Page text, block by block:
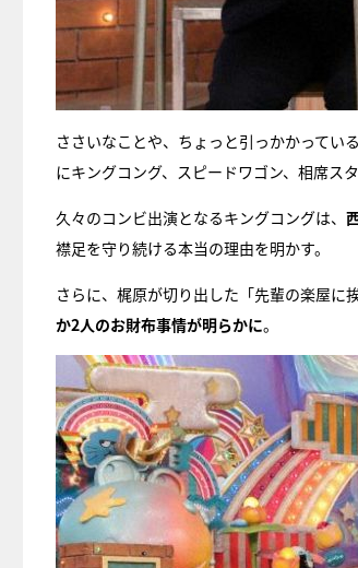
ささいなことや、ちょっと引っかかってい
にキングコング、スピードワゴン、相席ス
久々のコンビ出演となるキングコングは、
襟足を守り続ける本当の理由を明かす。
さらに、梶原が切り出した「先輩の楽屋に
か2人のお財布事情が明らかに。